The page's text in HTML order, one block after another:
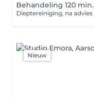
Behandeling 120 min.
Nieuw